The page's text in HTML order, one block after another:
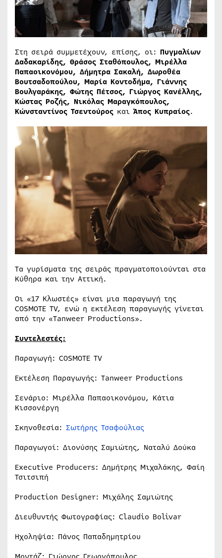
Στη σειρά συμμετέχουν, επίσης, οι: Πυγμαλίων
Δαδακαρίδης, Θράσος Σταθόπουλος, Μιρέλλα
Παπαοικονόμου, Δήμητρα Σακαλή, Δωροθέα
Βουτσαδοπούλου, Μαρία Κοντοδήμα, Γιάννης
Βουλγαράκης, Φώτης Πέτσος, Γιώργος Κανέλλης,
Κώστας Ροζής, Νικόλας Μαραγκόπουλος,
Κώνσταντίνος Τσεντούρος και Άπος Κυπραίος.
Τα γυρίσματα της σειράς πραγματοποιούνται στα
Κύθηρα και την Αττική.
Οι «17 Κλωστές» είναι μια παραγωγή της
COSMOTE TV, ενώ η εκτέλεση παραγωγής γίνεται
από την «Tanweer Productions».
Συντελεστές:
Παραγωγή: COSMOTE TV
Εκτέλεση Παραγωγής: Tanweer Productions
Σενάριο: Μιρέλλα Παπαοικονόμου, Κάτια
Κισσονέργη
Σκηνοθεσία: Σωτήρης Τσαφούλιας
Παραγωγοί: Διονύσης Σαμιώτης, Ναταλύ Δούκα
Executive Producers: Δημήτρης Μιχαλάκης, Φαίη
Τσιτσιπή
Production Designer: Μιχάλης Σαμιώτης
Διευθυντής Φωτογραφίας: Claudio Bolivar
Ηχοληψία: Πάνος Παπαδημητρίου